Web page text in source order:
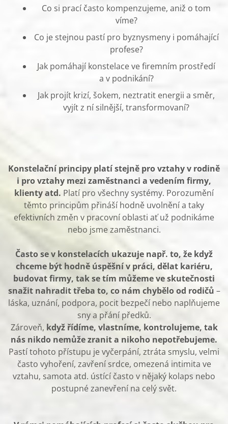
Co si prací často kompenzujeme, aniž o tom
víme?
Co je stejnou pastí pro byznysmeny i pomáhající
profese?
Jak pomáhají konstelace ve firemním prostředí
a v podnikání?
Jak projít krizí, šokem, neztratit energii a směr,
vyjít z ní silnější, transformovaní?
Konstelační principy platí stejně pro vztahy v rodině
i pro vztahy mezi zaměstnanci a vedením firmy,
klienty atd. Platí pro všechny systémy. Porozumění
těmto principům přináší hodně uvolnění a taky
efektivních změn v pracovní oblasti ať už podnikáme
nebo jsme zaměstnanci.
Často se v konstelacích ukazuje např. to, že když
chceme být hodně úspěšní v práci, dělat kariéru,
budovat firmy, tak se tím můžeme ve skutečnosti
snažit nahradit třeba to, co nám chybělo od rodičů –
láska, uznání, podpora, pocit bezpečí nebo naplňujeme
sny a přání předků.
Zároveň, když řídíme, vlastníme, kontrolujeme, tak
nás nikdo nemůže zranit a nikoho nepotřebujeme.
Pastí tohoto přístupu je vyčerpání, ztráta smyslu, velmi
často vyhoření, zavření srdce, omezená intimita ve
vztahu, samota atd. ústící často v nějaký kolaps nebo
postupné zanevření na celý svět.